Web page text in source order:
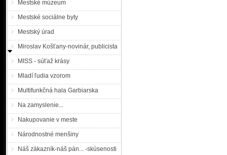
Mestské múzeum
Mestské sociálne byty
Mestský úrad
Miroslav Košťany-novinár, publicista
MISS - súťaž krásy
Mladí ľudia vzorom
Multifunkčná hala Garbiarska
Na zamyslenie...
Nakupovanie v meste
Národnostné menšiny
Náš zákazník-náš pán... -skúsenosti